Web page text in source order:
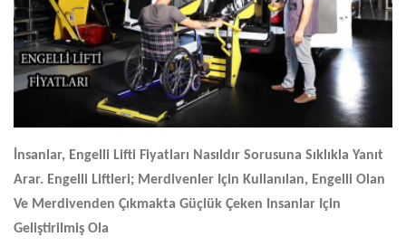
İnsanlar, Engelli Lifti Fiyatları Nasıldır Sorusuna Sıklıkla Yanıt
Arar. Engelli Liftleri; Merdivenler Için Kullanılan, Engelli Olan
Ve Merdivenden Çıkmakta Güçlük Çeken Insanlar Için
Geliştirilmiş Ola